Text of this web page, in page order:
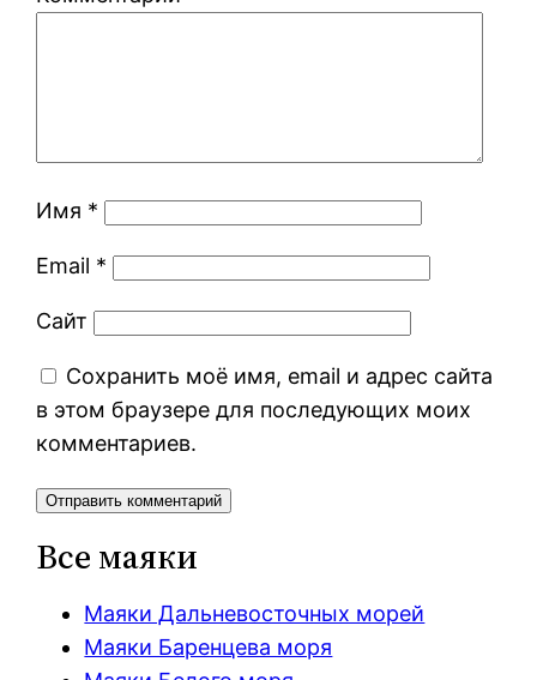
Имя *
Email *
Сайт
Сохранить моё имя, email и адрес сайта
в этом браузере для последующих моих
комментариев.
Все маяки
Маяки Дальневосточных морей
Маяки Баренцева моря